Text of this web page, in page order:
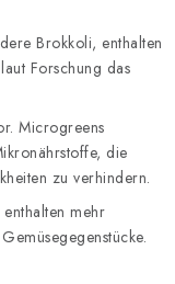
Brokkoli, enthalten
Forschung das
Microgreens
die
zu verhindern.
mehr